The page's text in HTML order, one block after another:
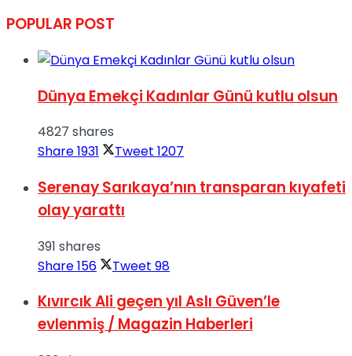
POPULAR POST
Dünya Emekçi Kadınlar Günü kutlu olsun
4827 shares
Share1931 Tweet 1207
Serenay Sarıkaya’nın transparan kıyafeti
olay yarattı
391 shares
Share156 Tweet 98
Kıvırcık Ali geçen yıl Aslı Güven’le
evlenmiş / Magazin Haberleri